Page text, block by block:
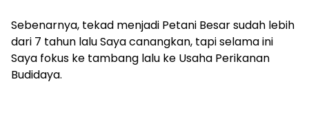
‎Sebenarnya, tekad menjadi Petani Besar sudah lebih
dari 7 tahun lalu Saya canangkan, tapi selama ini
Saya fokus ke tambang lalu ke Usaha Perikanan
Budidaya.